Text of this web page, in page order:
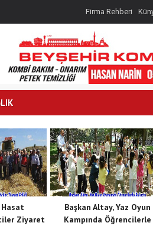
Firma Rehberi
Ziyaret
Başkan Altay, Yaz Oyun
Kampında Öğrencilerle